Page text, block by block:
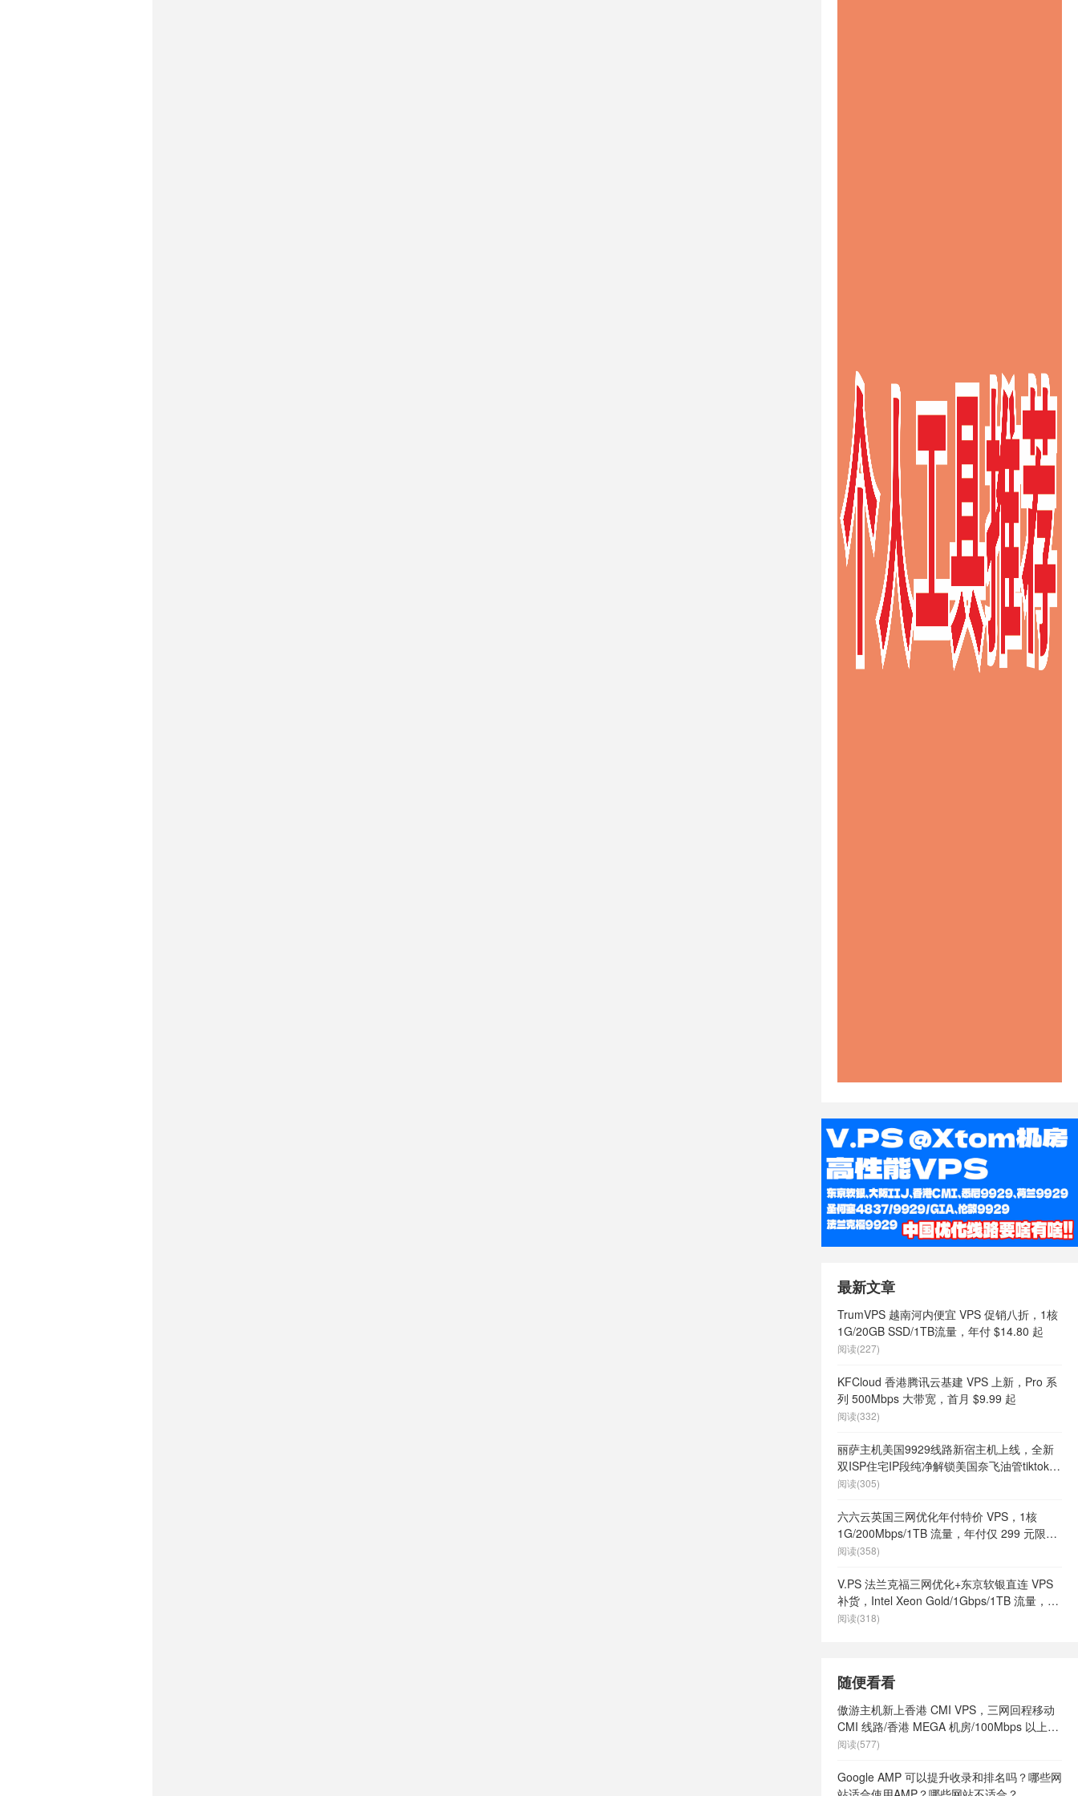
最新文章
TrumVPS 越南河内便宜 VPS 促销八折，1核
1G/20GB SSD/1TB流量，年付 $14.80 起
阅读(227)
KFCloud 香港腾讯云基建 VPS 上新，Pro 系
列 500Mbps 大带宽，首月 $9.99 起
阅读(332)
丽萨主机美国9929线路新宿主机上线，全新
双ISP住宅IP段纯净解锁美国奈飞油管tiktok等
流媒体，月付68元起
阅读(305)
六六云英国三网优化年付特价 VPS，1核
1G/200Mbps/1TB 流量，年付仅 299 元限量
66 个
阅读(358)
V.PS 法兰克福三网优化+东京软银直连 VPS
补货，Intel Xeon Gold/1Gbps/1TB 流量，月
付 €6.95 起
阅读(318)
随便看看
傲游主机新上香港 CMI VPS，三网回程移动
CMI 线路/香港 MEGA 机房/100Mbps 以上带
宽/AMD高性能，56元起/月
阅读(577)
Google AMP 可以提升收录和排名吗？哪些网